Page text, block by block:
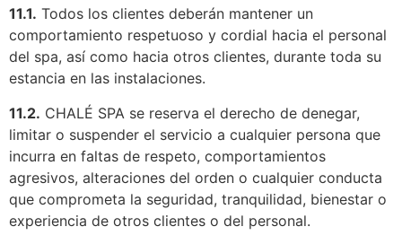
11.1. Todos los clientes deberán mantener un
comportamiento respetuoso y cordial hacia el personal
del spa, así como hacia otros clientes, durante toda su
estancia en las instalaciones.
11.2. CHALÉ SPA se reserva el derecho de denegar,
limitar o suspender el servicio a cualquier persona que
incurra en faltas de respeto, comportamientos
agresivos, alteraciones del orden o cualquier conducta
que comprometa la seguridad, tranquilidad, bienestar o
experiencia de otros clientes o del personal.